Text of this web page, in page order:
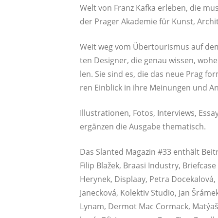
Welt von Franz Kaf­ka erle­ben, die
der Pra­ger Aka­de­mie für Kunst,
Weit weg vom Über­tou­ris­mus auf
ten Desi­gner, die genau wis­sen,
len. Sie sind es, die das neue Prag
ren Ein­blick in ihre Mei­nun­gen und
Illus­tra­tio­nen, Fotos, Inter­views,
ergän­zen die Aus­ga­be thematisch.
Das Slan­ted Maga­zin #33 ent­hält
Filip Blažek, Bra­a­si Indus­try,
Hery­nek, Dis­plaay, Petra
Jan­eck­ová, Kolek­tiv Stu­dio, Jan
Lynam, Der­mot Mac Cor­mack,